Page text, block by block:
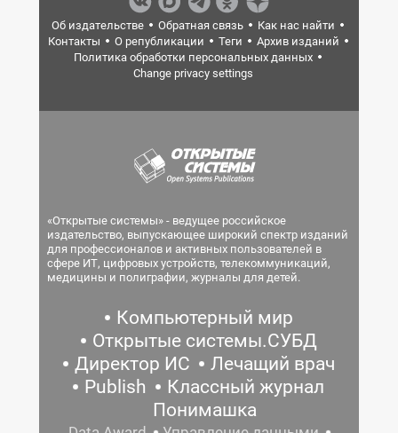
Об издательстве Обратная связь
Как нас найти
Контакты
О републикации Теги
Архив изданий
Политика обработки персональных данных
Change privacy settings
«Открытые системы» - ведущее российское
издательство, выпускающее широкий спектр изданий
для профессионалов и активных пользователей в
сфере ИТ, цифровых устройств, телекоммуникаций,
медицины и полиграфии, журналы для детей.
Компьютерный мир
Открытые системы.СУБД
Директор ИС
Лечащий врач
Publish
Классный журнал
Понимашка